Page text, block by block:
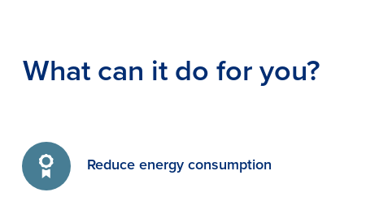
What can it do for you?
Reduce energy consumption